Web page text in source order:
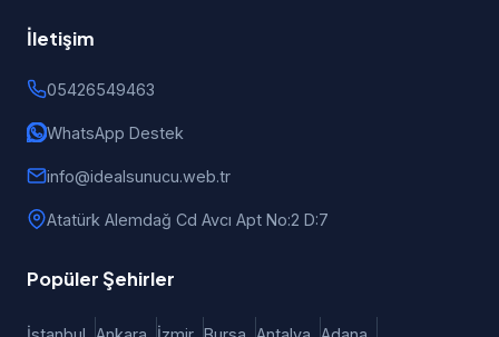
İletişim
05426549463
WhatsApp Destek
info@idealsunucu.web.tr
Atatürk Alemdağ Cd Avcı Apt No:2 D:7
Popüler Şehirler